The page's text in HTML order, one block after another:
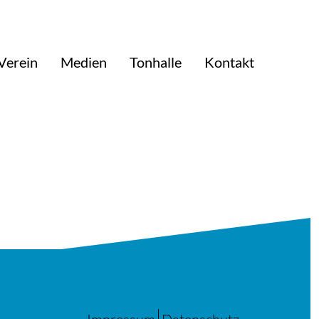
Medien Tonhalle
Kontakt